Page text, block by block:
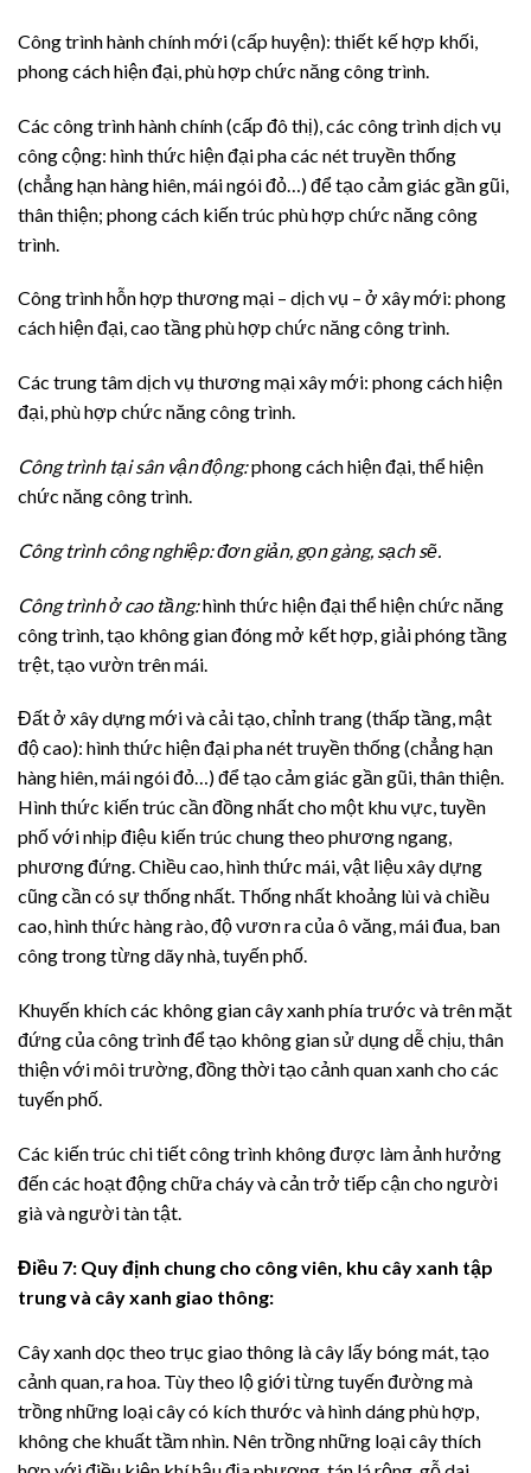
Công trình hành chính mới (cấp huyện): thiết kế hợp khối,
phong cách hiện đại, phù hợp chức năng công trình.
Các công trình hành chính (cấp đô thị), các công trình dịch vụ
công cộng: hình thức hiện đại pha các nét truyền thống
(chẳng hạn hàng hiên, mái ngói đỏ…) để tạo cảm giác gần gũi,
thân thiện; phong cách kiến trúc phù hợp chức năng công
trình.
Công trình hỗn hợp thương mại – dịch vụ – ở xây mới: phong
cách hiện đại, cao tầng phù hợp chức năng công trình.
Các trung tâm dịch vụ thương mại xây mới: phong cách hiện
đại, phù hợp chức năng công trình.
Công trình tại sân vận động:phong cách hiện đại, thể hiện
chức năng công trình.
Công trình công nghiệp: đơn giản, gọn gàng, sạch sẽ.
Công trình ở cao tầng:hình thức hiện đại thể hiện chức năng
công trình, tạo không gian đóng mở kết hợp, giải phóng tầng
trệt, tạo vườn trên mái.
Đất ở xây dựng mới và cải tạo, chỉnh trang (thấp tầng, mật
độ cao): hình thức hiện đại pha nét truyền thống (chẳng hạn
hàng hiên, mái ngói đỏ…) để tạo cảm giác gần gũi, thân thiện.
Hình thức kiến trúc cần đồng nhất cho một khu vực, tuyền
phố với nhịp điệu kiến trúc chung theo phương ngang,
phương đứng. Chiều cao, hình thức mái, vật liệu xây dựng
cũng cần có sự thống nhất. Thống nhất khoảng lùi và chiều
cao, hình thức hàng rào, độ vươn ra của ô văng, mái đua, ban
công trong từng dãy nhà, tuyến phố.
Khuyến khích các không gian cây xanh phía trước và trên mặt
đứng của công trình để tạo không gian sử dụng dễ chịu, thân
thiện với môi trường, đồng thời tạo cảnh quan xanh cho các
tuyến phố.
Các kiến trúc chi tiết công trình không được làm ảnh hưởng
đến các hoạt động chữa cháy và cản trở tiếp cận cho người
già và người tàn tật.
Điều 7: Quy định chung cho công viên, khu cây xanh tập
trung và cây xanh giao thông:
Cây xanh dọc theo trục giao thông là cây lấy bóng mát, tạo
cảnh quan, ra hoa. Tùy theo lộ giới từng tuyến đường mà
trồng những loại cây có kích thước và hình dáng phù hợp,
không che khuất tầm nhìn. Nên trồng những loại cây thích